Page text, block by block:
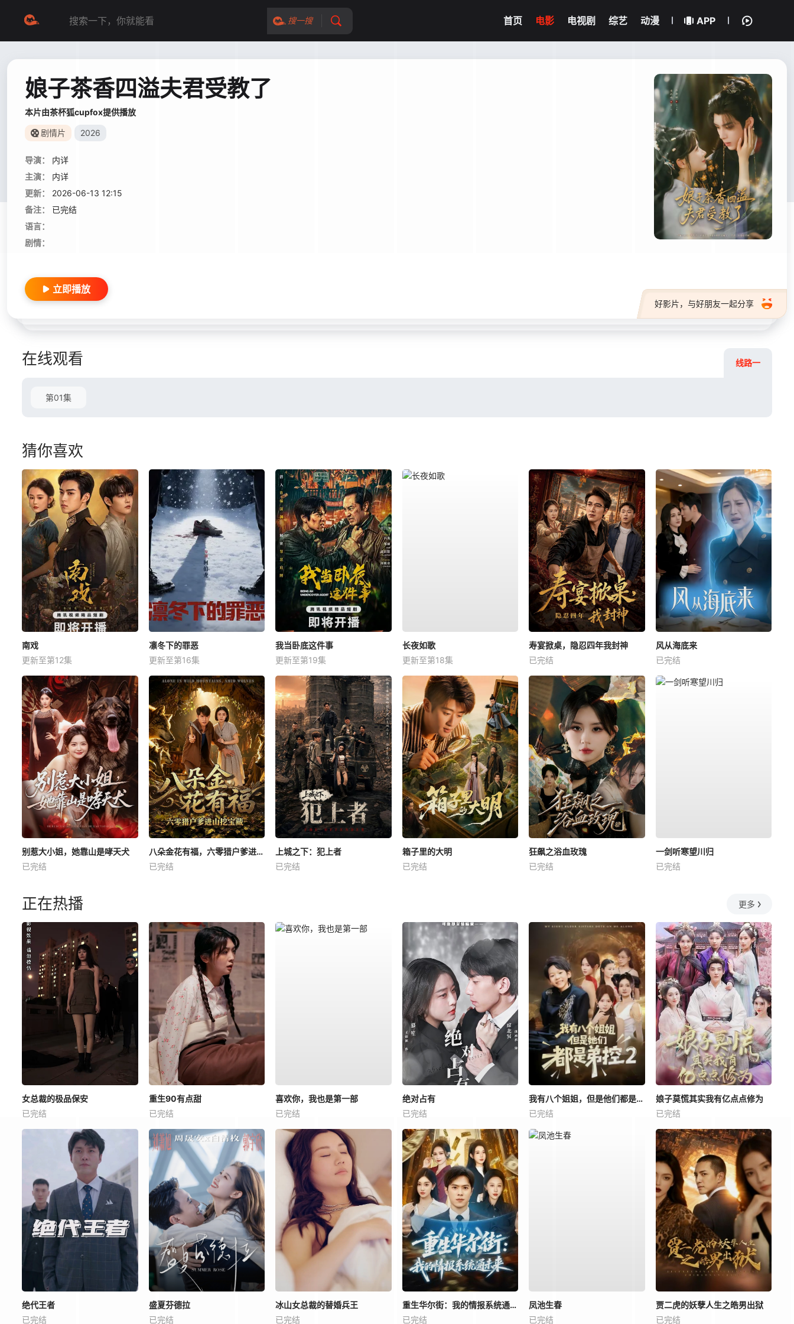
搜一搜 首页 电影 电视剧 综艺 动漫 APP
娘子茶香四溢夫君受教了
本片由茶杯狐cupfox提供播放
剧情片 2026
导演：
内详
主演：
内详
更新：
2026-06-13 12:15
备注：
已完结
语言：
剧情：
好影片，与好朋友一起分享
立即播放
在线观看 线路一
第01集
猜你喜欢
南戏
更新至第12集
凛冬下的罪恶
更新至第16集
我当卧底这件事
更新至第19集
长夜如歌
更新至第18集
寿宴掀桌，隐忍四年我封神
已完结
风从海底来
已完结
别惹大小姐，她靠山是哮天犬
已完结
八朵金花有福，六零猎户爹进山挖宝藏
已完结
上城之下：犯上者
已完结
箱子里的大明
已完结
狂飙之浴血玫瑰
已完结
一剑听寒望川归
已完结
正在热播 更多
女总裁的极品保安
已完结
重生90有点甜
已完结
喜欢你，我也是第一部
已完结
绝对占有
已完结
我有八个姐姐，但是他们都是弟控2
已完结
娘子莫慌其实我有亿点点修为
已完结
绝代王者
已完结
盛夏芬德拉
已完结
冰山女总裁的替婚兵王
已完结
重生华尔街：我的情报系统通未来
已完结
凤池生春
已完结
贾二虎的妖孽人生之皓男出狱
已完结